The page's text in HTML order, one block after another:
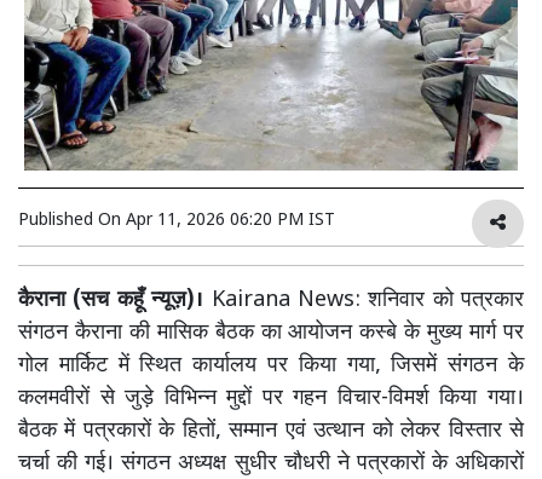
Published On Apr 11, 2026 06:20 PM IST
कैराना (सच कहूँ न्यूज़)। Kairana News: शनिवार को पत्रकार
संगठन कैराना की मासिक बैठक का आयोजन कस्बे के मुख्य मार्ग पर
गोल मार्किट में स्थित कार्यालय पर किया गया, जिसमें संगठन के
कलमवीरों से जुड़े विभिन्न मुद्दों पर गहन विचार-विमर्श किया गया।
बैठक में पत्रकारों के हितों, सम्मान एवं उत्थान को लेकर विस्तार से
चर्चा की गई। संगठन अध्यक्ष सुधीर चौधरी ने पत्रकारों के अधिकारों